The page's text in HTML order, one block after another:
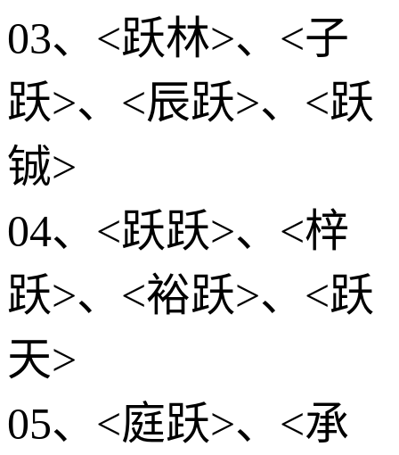
03、<跃林>、<子
跃>、<辰跃>、<跃
铖>
04、<跃跃>、<梓
跃>、<裕跃>、<跃
天>
05、<庭跃>、<承